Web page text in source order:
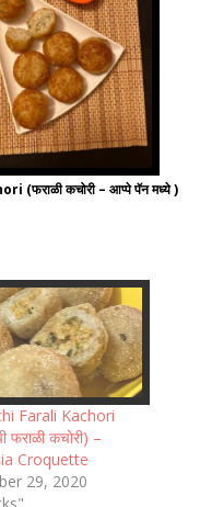
(फराळी कचोरी – आप्पे पॅन मध्ये )
Farali Kachori
फराळी कचोरी) –
Croquette
29, 2020